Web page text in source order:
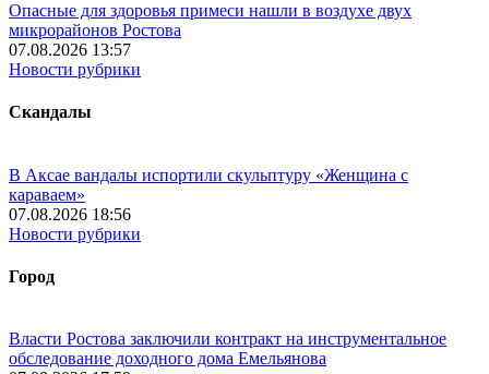
Опасные для здоровья примеси нашли в воздухе двух
микрорайонов Ростова
07.08.2026 13:57
Новости рубрики
Скандалы
В Аксае вандалы испортили скульптуру «Женщина с
караваем»
07.08.2026 18:56
Новости рубрики
Город
Власти Ростова заключили контракт на инструментальное
обследование доходного дома Емельянова